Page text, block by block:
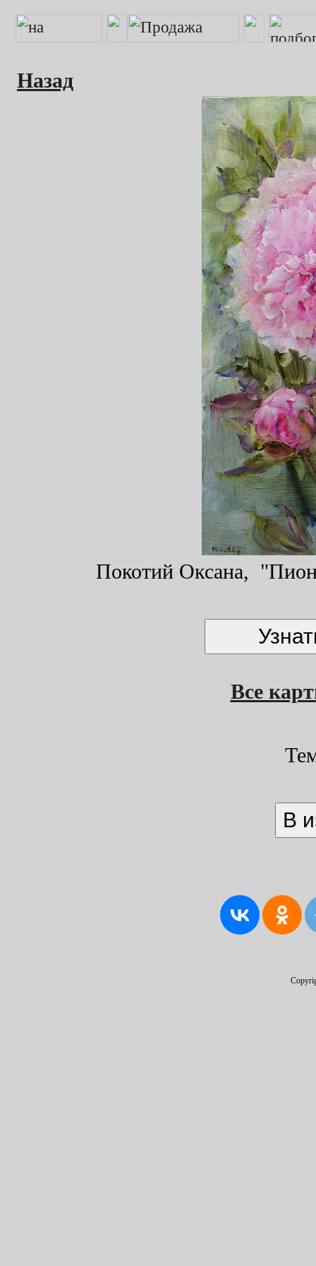
Назад
Покотий Оксана,
Все